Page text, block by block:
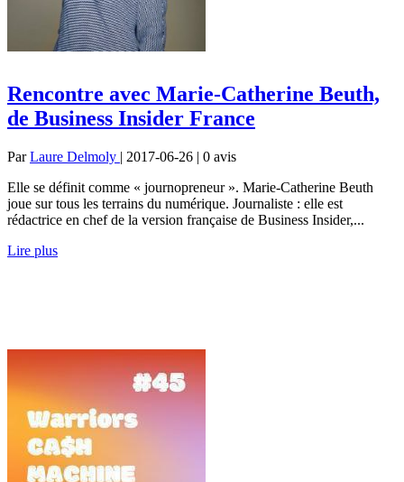
Rencontre avec Marie-Catherine Beuth,
de Business Insider France
ParLaure Delmoly | 2017-06-26 | 0 avis
Elle se définit comme « journopreneur ». Marie-Catherine Beuth
joue sur tous les terrains du numérique. Journaliste : elle est
rédactrice en chef de la version française de Business Insider,...
Lire plus